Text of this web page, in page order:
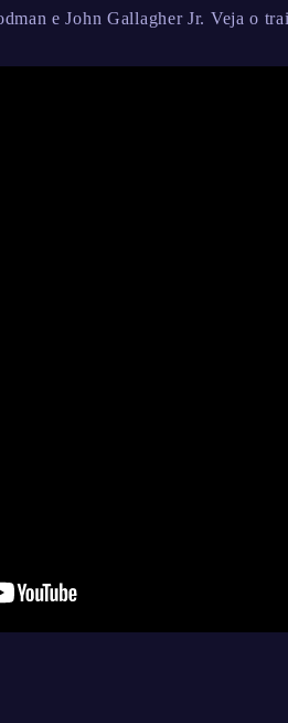
e John Gallagher Jr. Veja o